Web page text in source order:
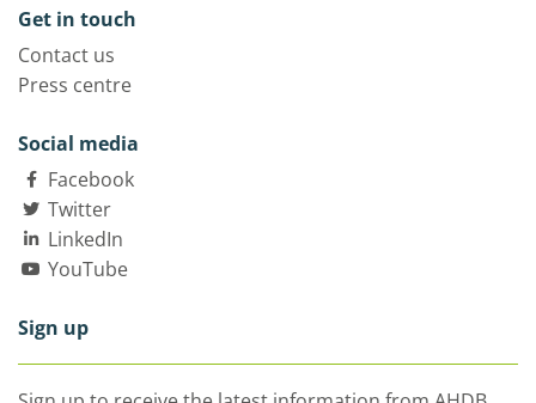
Get in touch
Contact us
Press centre
Social media
Facebook
Twitter
LinkedIn
YouTube
Sign up